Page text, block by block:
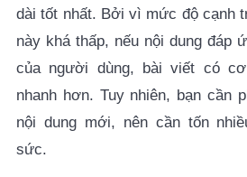
dài tốt nhất. Bởi vì mức độ cạnh
này khá thấp, nếu nội dung đáp
của người dùng, bài viết có
nhanh hơn. Tuy nhiên, bạn cần
nội dung mới, nên cần tốn
sức.